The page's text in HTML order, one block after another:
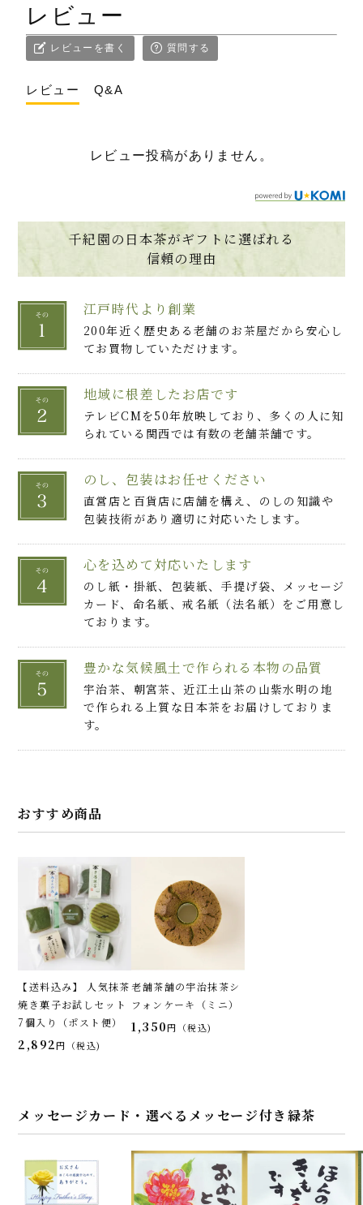
レビュー
レビューを書く 質問する
レビュー Q&A
レビュー投稿がありません。
千紀園の日本茶がギフトに選ばれる
信頼の理由
江戸時代より創業
200年近く歴史ある老舗のお茶屋だから安心し
てお買物していただけます。
地域に根差したお店です
テレビCMを50年放映しており、多くの人に知
られている関西では有数の老舗茶舗です。
のし、包装はお任せください
直営店と百貨店に店舗を構え、のしの知識や
包装技術があり適切に対応いたします。
心を込めて対応いたします
のし紙・掛紙、包装紙、手提げ袋、メッセージ
カード、命名紙、戒名紙（法名紙）をご用意し
ております。
豊かな気候風土で作られる本物の品質
宇治茶、朝宮茶、近江土山茶の山紫水明の地
で作られる上質な日本茶をお届けしておりま
す。
おすすめ商品
【送料込み】 人気抹茶
焼き菓子お試しセット
7個入り（ポスト便）
2,892 税込
老舗茶舗の宇治抹茶シ
フォンケーキ（ミニ）
1,350 税込
メッセージカード・選べるメッセージ付き緑茶